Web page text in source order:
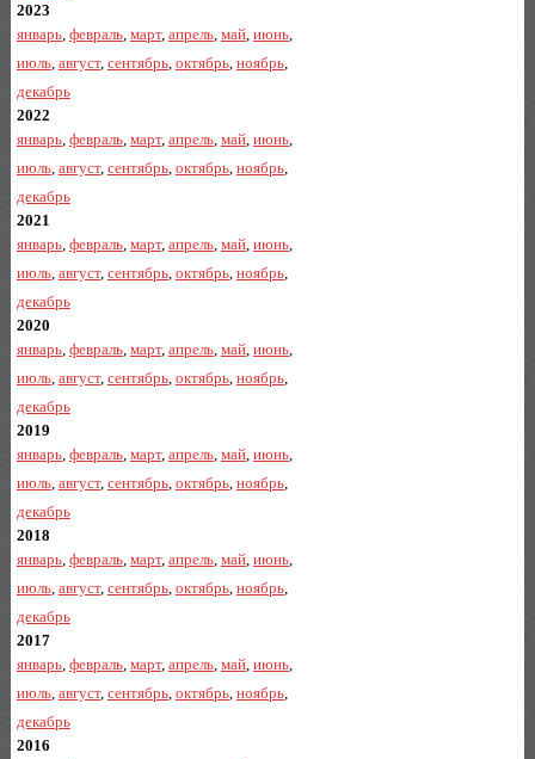
2023
январь, февраль, март, апрель, май, июнь,
июль, август, сентябрь, октябрь, ноябрь,
декабрь
2022
январь, февраль, март, апрель, май, июнь,
июль, август, сентябрь, октябрь, ноябрь,
декабрь
2021
январь, февраль, март, апрель, май, июнь,
июль, август, сентябрь, октябрь, ноябрь,
декабрь
2020
январь, февраль, март, апрель, май, июнь,
июль, август, сентябрь, октябрь, ноябрь,
декабрь
2019
январь, февраль, март, апрель, май, июнь,
июль, август, сентябрь, октябрь, ноябрь,
декабрь
2018
январь, февраль, март, апрель, май, июнь,
июль, август, сентябрь, октябрь, ноябрь,
декабрь
2017
январь, февраль, март, апрель, май, июнь,
июль, август, сентябрь, октябрь, ноябрь,
декабрь
2016